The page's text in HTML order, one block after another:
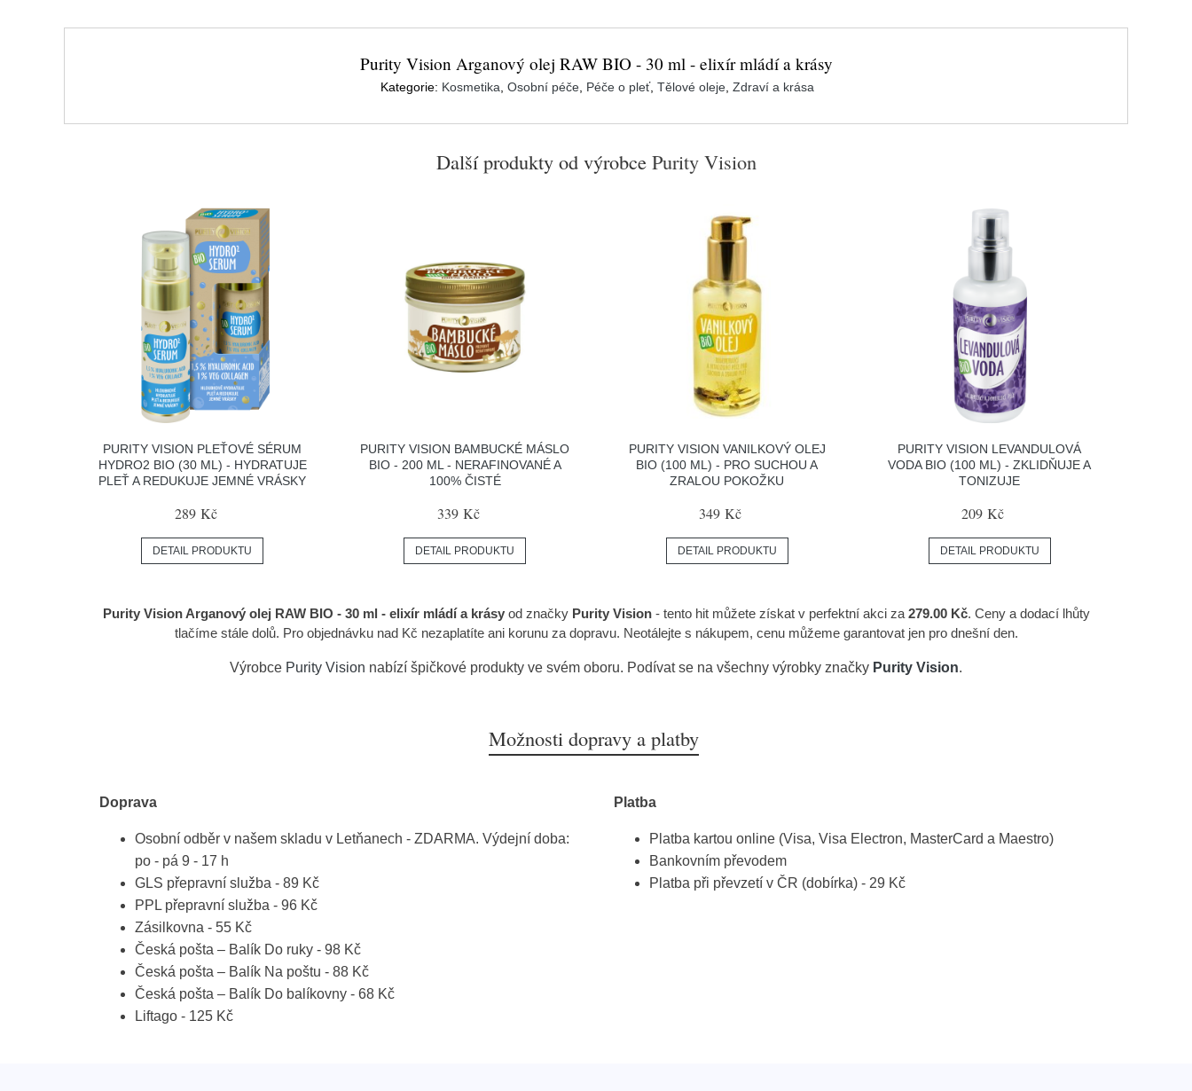
Purity Vision Arganový olej RAW BIO - 30 ml - elixír mládí a krásy
Kategorie: Kosmetika Osobní péče, Péče o pleť, Tělové oleje, Zdraví a krása
Další produkty od výrobce Purity Vision
PURITY VISION PLEŤOVÉ SÉRUM
HYDRO2 BIO (30 ML) - HYDRATUJE
PLEŤ A REDUKUJE JEMNÉ VRÁSKY
289 Kč
DETAIL PRODUKTU
PURITY VISION BAMBUCKÉ MÁSLO
BIO - 200 ML - NERAFINOVANÉ A
100% ČISTÉ
339 Kč
DETAIL PRODUKTU
PURITY VISION VANILKOVÝ OLEJ
BIO (100 ML) - PRO SUCHOU A
ZRALOU POKOŽKU
349 Kč
DETAIL PRODUKTU
PURITY VISION LEVANDULOVÁ
VODA BIO (100 ML) - ZKLIDŇUJE A
TONIZUJE
209 Kč
DETAIL PRODUKTU
Purity Vision Arganový olej RAW BIO - 30 ml - elixír mládí a krásyod značky Purity Vision- tento hit můžete získat v perfektní akci za 279.00 Kč. Ceny a dodací lhůty
tlačíme stále dolů. Pro objednávku nad Kč nezaplatíte ani korunu za dopravu. Neotálejte s nákupem, cenu můžeme garantovat jen pro dnešní den.
Výrobce Purity Vision nabízí špičkové produkty ve svém oboru. Podívat se na všechny výrobky značky Purity Vision.
Možnosti dopravy a platby
Doprava
Osobní odběr v našem skladu v Letňanech - ZDARMA. Výdejní doba:
po - pá 9 - 17 h
GLS přepravní služba - 89 Kč
PPL přepravní služba - 96 Kč
Zásilkovna - 55 Kč
Česká pošta – Balík Do ruky - 98 Kč
Česká pošta – Balík Na poštu - 88 Kč
Česká pošta – Balík Do balíkovny - 68 Kč
Liftago - 125 Kč
Platba
Platba kartou online (Visa, Visa Electron, MasterCard a Maestro)
Bankovním převodem
Platba při převzetí v ČR (dobírka) - 29 Kč